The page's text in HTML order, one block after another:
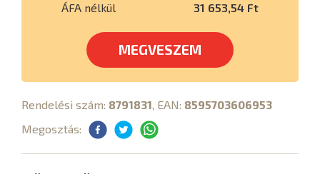
ÁFA nélkül 31 653,54 Ft
MEGVESZEM
Rendelési szám: 8791831, EAN: 8595703606953
Megosztás: